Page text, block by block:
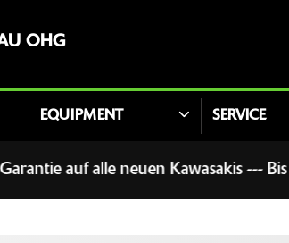
OHG
EQUIPMENT SERVICE
neuen Kawasakis --- Bis zu 800,-